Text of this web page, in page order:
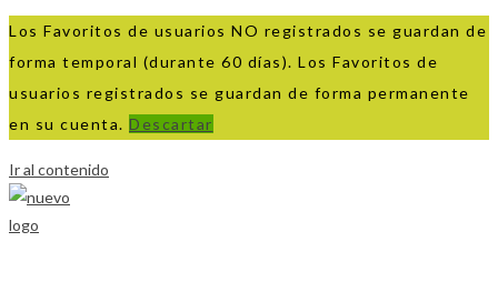
Los Favoritos de usuarios NO registrados se guardan de
forma temporal (durante 60 días). Los Favoritos de
usuarios registrados se guardan de forma permanente
en su cuenta. Descartar
Ir al contenido